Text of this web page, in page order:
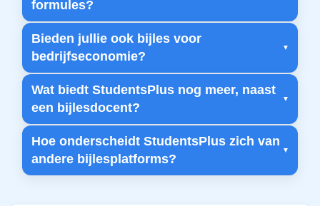
formules?
Bieden jullie ook bijles voor
bedrijfseconomie?
Wat biedt StudentsPlus nog meer, naast
een bijlesdocent?
Hoe onderscheidt StudentsPlus zich van
andere bijlesplatforms?